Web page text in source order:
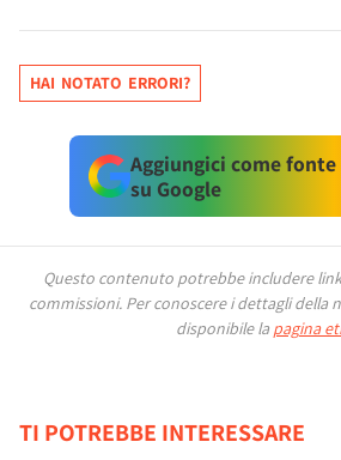
HAI NOTATO ERRORI?
Aggiungici come
su Google
Questo contenuto potrebbe includere
commissioni. Per conoscere i dettagli della
disponibile la pagina
TI POTREBBE INTERESSARE